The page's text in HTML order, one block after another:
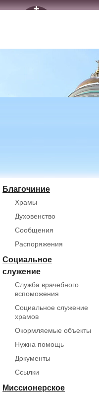
Благочиние
Храмы
Духовенство
Сообщения
Распоряжения
Социальное
служение
Служба врачебного
вспоможения
Социальное служение
храмов
Окормляемые объекты
Нужна помощь
Документы
Ссылки
Миссионерское